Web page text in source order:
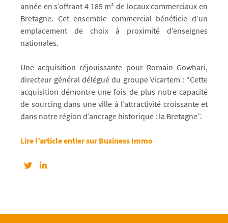
année en s’offrant 4 185 m² de locaux commerciaux en
Bretagne. Cet ensemble commercial bénéficie d’un
emplacement de choix à proximité d’enseignes
nationales.
Une acquisition réjouissante pour Romain Gowhari,
directeur général délégué du groupe Vicartem : “Cette
acquisition démontre une fois de plus notre capacité
de sourcing dans une ville à l’attractivité croissante et
dans notre région d’ancrage historique : la Bretagne”.
Lire l’article entier sur Business Immo